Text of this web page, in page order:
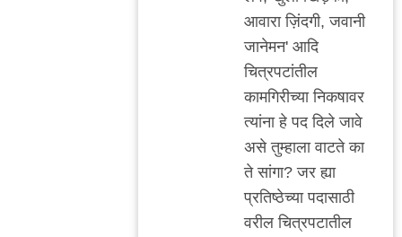
आवारा ज़िंदगी, जवानी
जानेमन' आदि
चित्रपटांतील
कामगिरीच्या निकषावर
त्यांना हे पद दिले जावे
असे तुम्हाला वाटते का
ते सांगा? जर ह्या
प्रतिष्ठेच्या पदासाठी
वरील चित्रपटातील